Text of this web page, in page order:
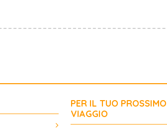
PER IL TUO PROSSIMO
VIAGGIO